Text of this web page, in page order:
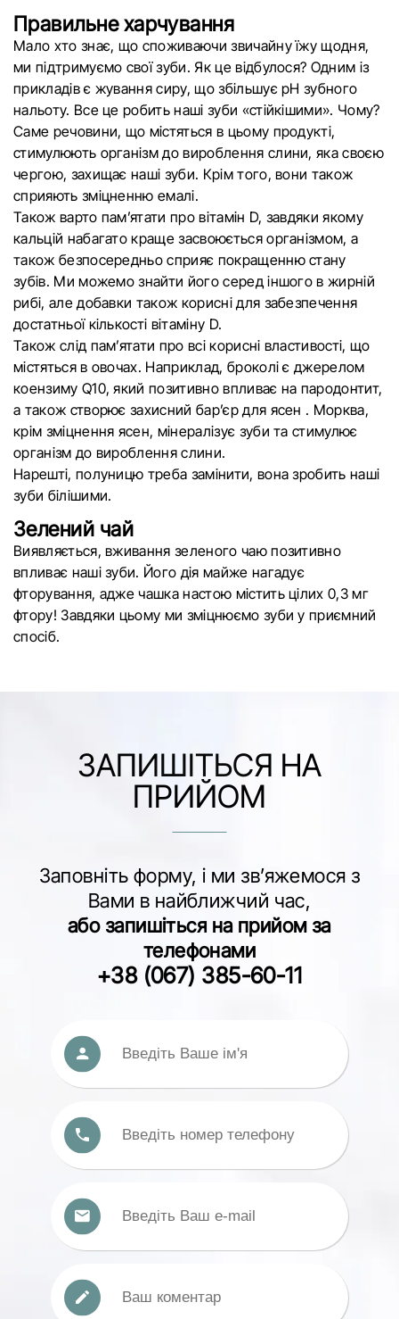
Правильне харчування
Мало хто знає, що споживаючи звичайну їжу щодня,
ми підтримуємо свої зуби. Як це відбулося? Одним із
прикладів є жування сиру, що збільшує рН зубного
нальоту. Все це робить наші зуби «стійкішими». Чому?
Саме речовини, що містяться в цьому продукті,
стимулюють організм до вироблення слини, яка своєю
чергою, захищає наші зуби. Крім того, вони також
сприяють зміцненню емалі.
Також варто пам’ятати про вітамін D, завдяки якому
кальцій набагато краще засвоюється організмом, а
також безпосередньо сприяє покращенню стану
зубів. Ми можемо знайти його серед іншого в жирній
рибі, але добавки також корисні для забезпечення
достатньої кількості вітаміну D.
Також слід пам’ятати про всі корисні властивості, що
містяться в овочах. Наприклад, броколі є джерелом
коензиму Q10, який позитивно впливає на пародонтит,
а також створює захисний бар’єр для ясен . Морква,
крім зміцнення ясен, мінералізує зуби та стимулює
організм до вироблення слини.
Нарешті, полуницю треба замінити, вона зробить наші
зуби білішими.
Зелений чай
Виявляється, вживання зеленого чаю позитивно
впливає наші зуби. Його дія майже нагадує
фторування, адже чашка настою містить цілих 0,3 мг
фтору! Завдяки цьому ми зміцнюємо зуби у приємний
спосіб.
ЗАПИШІТЬСЯ НА
ПРИЙОМ
Заповніть форму, і ми зв’яжемося з
Вами в найближчий час,
або запишіться на прийом за
телефонами
+38 (067) 385-60-11